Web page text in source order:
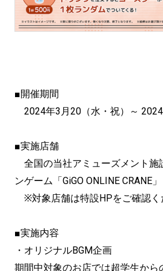
■開催期間
2024年3月20（水・祝）～ 2024
■実施店舗
全国の当社アミューズメント施
ンゲーム「GiGO ONLINE CRANE」
※対象店舗は特設HPをご確認く
■実施内容
・オリジナルBGM企画
期間中対象のお店では超学生から